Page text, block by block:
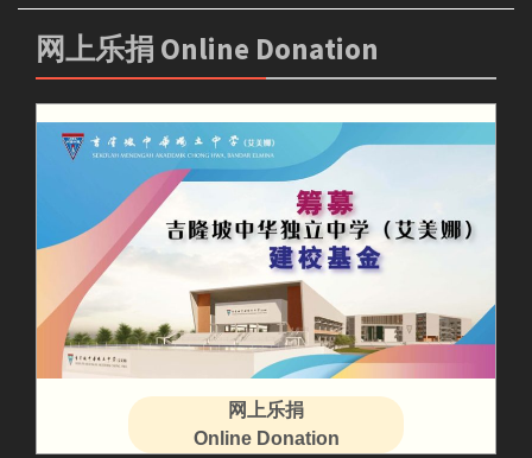
网上乐捐 Online Donation
网上乐捐
Online Donation